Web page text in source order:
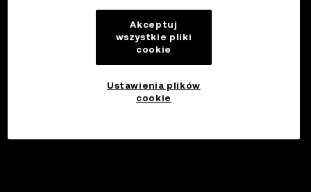
Akceptuj
wszystkie pliki
cookie
Ustawienia plików
cookie